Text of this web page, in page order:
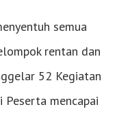
semua
rentan dan
52 Kegiatan
Peserta mencapai